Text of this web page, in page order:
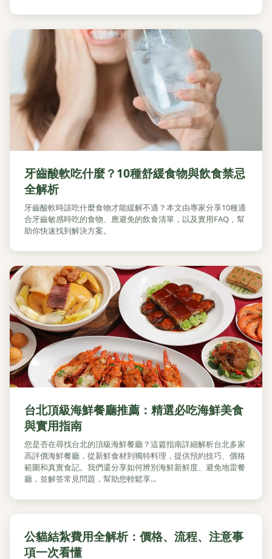
牙齒酸軟吃什麼？10種舒緩食物與飲食禁忌
全解析
牙齒酸軟時該吃什麼食物才能緩解不適？本文由專家分享10種適
合牙齒敏感時吃的食物、應避免的飲食清單，以及實用FAQ，幫
助你快速找到解決方案。
台北頂級海鮮餐廳推薦：精選必吃海鮮美食
與實用指南
您是否在尋找台北的頂級海鮮餐廳？這篇指南詳細解析台北多家
高評價海鮮餐廳，從新鮮食材到獨特料理，提供預約技巧、價格
範圍和真實食記。我們還分享如何辨別海鮮新鮮度、避免地雷餐
廳，並解答常見問題，幫助您輕鬆享...
公貓結紮費用全解析：價格、流程、注意事
項一次看懂